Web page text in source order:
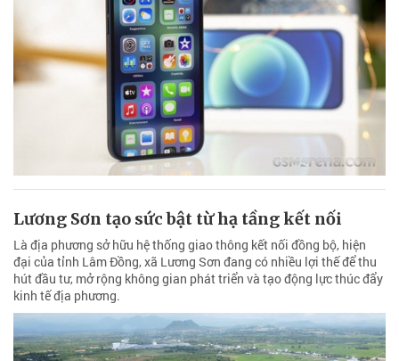
Lương Sơn tạo sức bật từ hạ tầng kết nối
Là địa phương sở hữu hệ thống giao thông kết nối đồng bộ, hiện
đại của tỉnh Lâm Đồng, xã Lương Sơn đang có nhiều lợi thế để thu
hút đầu tư, mở rộng không gian phát triển và tạo động lực thúc đẩy
kinh tế địa phương.